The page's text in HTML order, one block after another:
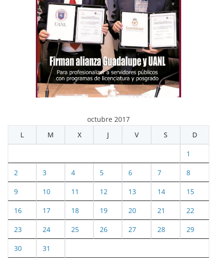
octubre 2017
L
M X J V S D
1
2 3 4 5 6 7 8
9 10 11 12 13 14 15
16 17 18 19 20 21 22
23 24 25 26 27 28 29
30 31